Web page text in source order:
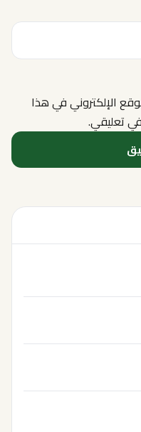
الإلكتروني في هذا
تعليقي.